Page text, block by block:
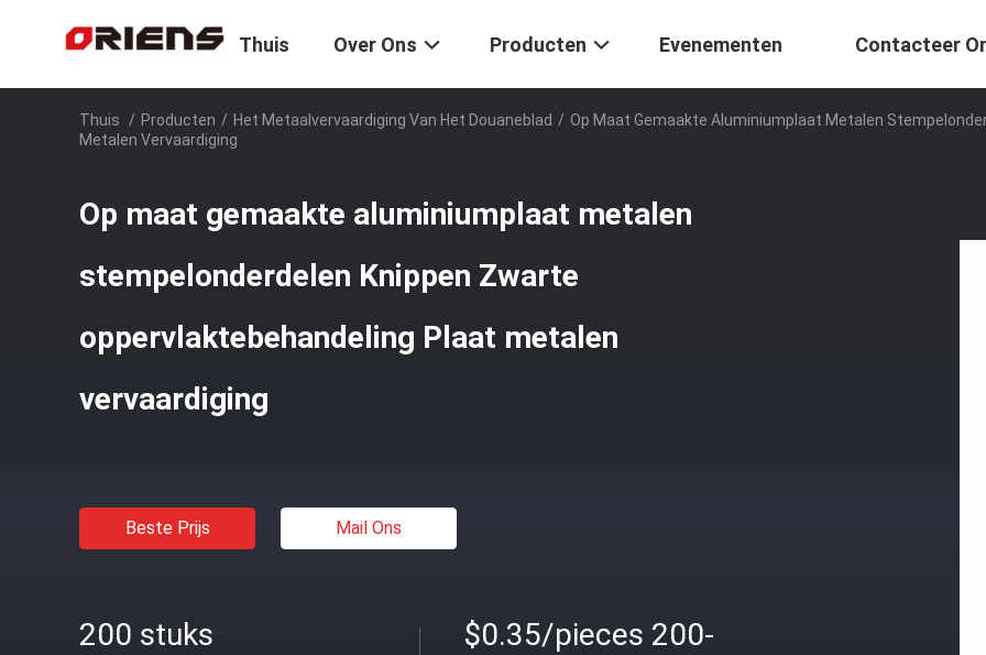
Thuis Over Ons Producten Evenementen Contacteer
Thuis / Producten / Het Metaalvervaardiging Van Het Douaneblad / Op Maat Gemaakte Aluminiumplaat Metalen
Metalen Vervaardiging
Op maat gemaakte aluminiumplaat metalen
stempelonderdelen Knippen Zwarte
oppervlaktebehandeling Plaat metalen
vervaardiging
Beste Prijs Mail Ons
200 stuks
$0.35/pieces 200-